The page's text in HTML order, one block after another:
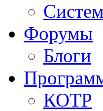
Форумы
Блоги
КОТР